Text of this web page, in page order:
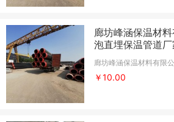
廊坊峰涵保温材
泡直埋保温管道厂
廊坊峰涵保温材料有限
￥10.00